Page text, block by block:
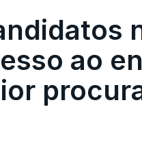
redução extraordinária
dos combustíveis
no Irão, à tensão
preços dos
ao